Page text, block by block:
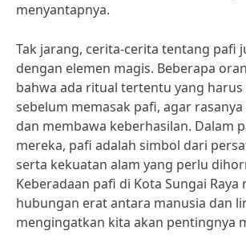
menyantapnya.
Tak jarang, cerita-cerita tentang pafi
dengan elemen magis. Beberapa
bahwa ada ritual tertentu yang
sebelum memasak pafi, agar
dan membawa keberhasilan. Dalam
mereka, pafi adalah simbol dari
serta kekuatan alam yang perlu
Keberadaan pafi di Kota Sungai
hubungan erat antara manusia dan
mengingatkan kita akan pentingnya